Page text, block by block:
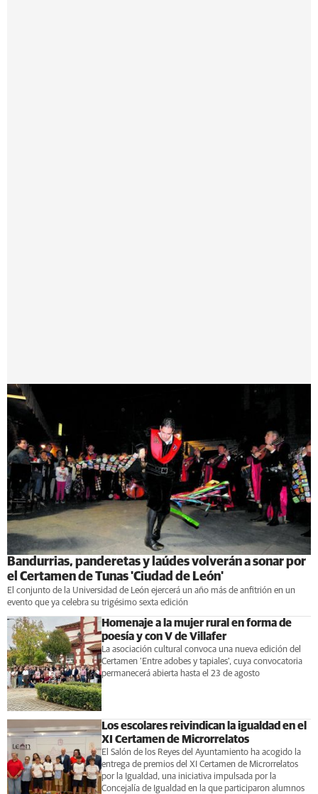
Bandurrias, panderetas y laúdes volverán a sonar por
el Certamen de Tunas 'Ciudad de León'
El conjunto de la Universidad de León ejercerá un año más de anfitrión en un
evento que ya celebra su trigésimo sexta edición
Homenaje a la mujer rural en forma de
poesía y con V de Villafer
La asociación cultural convoca una nueva edición del
Certamen 'Entre adobes y tapiales', cuya convocatoria
permanecerá abierta hasta el 23 de agosto
Los escolares reivindican la igualdad en el
XI Certamen de Microrrelatos
El Salón de los Reyes del Ayuntamiento ha acogido la
entrega de premios del XI Certamen de Microrrelatos
por la Igualdad, una iniciativa impulsada por la
Concejalía de Igualdad en la que participaron alumnos